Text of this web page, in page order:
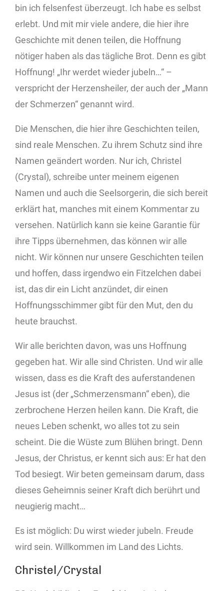
bin ich felsenfest überzeugt. Ich habe es selbst
erlebt. Und mit mir viele andere, die hier ihre
Geschichte mit denen teilen, die Hoffnung
nötiger haben als das tägliche Brot. Denn es gibt
Hoffnung! „Ihr werdet wieder jubeln…“ –
verspricht der Herzensheiler, der auch der „Mann
der Schmerzen“ genannt wird.
Die Menschen, die hier ihre Geschichten teilen,
sind reale Menschen. Zu ihrem Schutz sind ihre
Namen geändert worden. Nur ich, Christel
(Crystal), schreibe unter meinem eigenen
Namen und auch die Seelsorgerin, die sich bereit
erklärt hat, manches mit einem Kommentar zu
versehen. Natürlich kann sie keine Garantie für
ihre Tipps übernehmen, das können wir alle
nicht. Wir können nur unsere Geschichten teilen
und hoffen, dass irgendwo ein Fitzelchen dabei
ist, das dir ein Licht anzündet, dir einen
Hoffnungsschimmer gibt für den Mut, den du
heute brauchst.
Wir alle berichten davon, was uns Hoffnung
gegeben hat. Wir alle sind Christen. Und wir alle
wissen, dass es die Kraft des auferstandenen
Jesus ist (der „Schmerzensmann“ eben), die
zerbrochene Herzen heilen kann. Die Kraft, die
neues Leben schenkt, wo alles tot zu sein
scheint. Die die Wüste zum Blühen bringt. Denn
Jesus, der Christus, er kennt sich aus: Er hat den
Tod besiegt. Wir beten gemeinsam darum, dass
dieses Geheimnis seiner Kraft dich berührt und
neugierig macht…
Es ist möglich: Du wirst wieder jubeln. Freude
wird sein. Willkommen im Land des Lichts.
Christel/Crystal